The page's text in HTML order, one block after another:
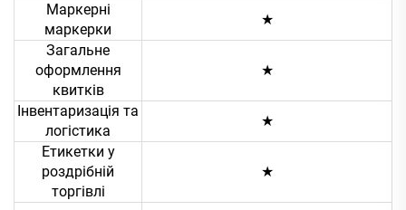
Маркерні
маркерки
★
Загальне
оформлення
квитків
★
Інвентаризація та
логістика
★
Етикетки у
роздрібній
торгівлі
★